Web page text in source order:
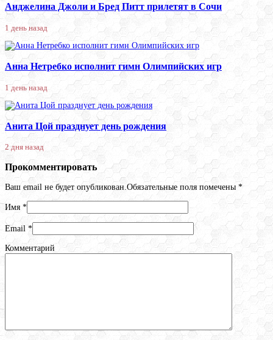
Анджелина Джоли и Бред Питт прилетят в Сочи
1 день назад
Анна Нетребко исполнит гимн Олимпийских игр
1 день назад
Анита Цой празднует день рождения
2 дня назад
Прокомментировать
Ваш email не будет опубликован.Обязательные поля помечены *
Имя *
Email *
Комментарий